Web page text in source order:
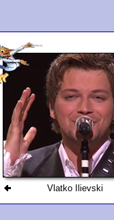
Vlatko Ilievski